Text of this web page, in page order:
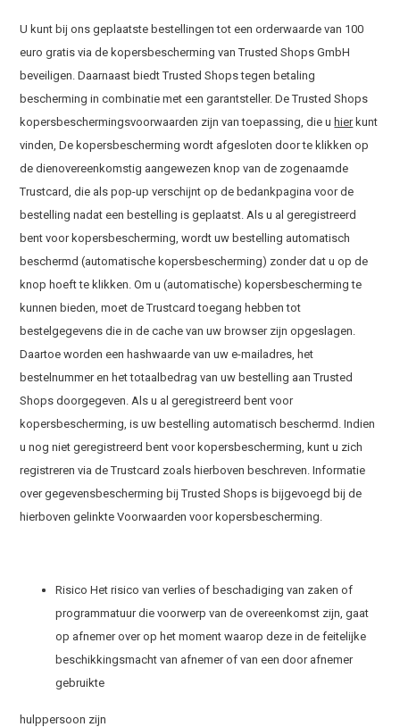
U kunt bij ons geplaatste bestellingen tot een orderwaarde van 100
euro gratis via de kopersbescherming van Trusted Shops GmbH
beveiligen. Daarnaast biedt Trusted Shops tegen betaling
bescherming in combinatie met een garantsteller. De Trusted Shops
kopersbeschermingsvoorwaarden zijn van toepassing, die uhierkunt
vinden, De kopersbescherming wordt afgesloten door te klikken op
de dienovereenkomstig aangewezen knop van de zogenaamde
Trustcard, die als pop-up verschijnt op de bedankpagina voor de
bestelling nadat een bestelling is geplaatst. Als u al geregistreerd
bent voor kopersbescherming, wordt uw bestelling automatisch
beschermd (automatische kopersbescherming) zonder dat u op de
knop hoeft te klikken. Om u (automatische) kopersbescherming te
kunnen bieden, moet de Trustcard toegang hebben tot
bestelgegevens die in de cache van uw browser zijn opgeslagen.
Daartoe worden een hashwaarde van uw e-mailadres, het
bestelnummer en het totaalbedrag van uw bestelling aan Trusted
Shops doorgegeven. Als u al geregistreerd bent voor
kopersbescherming, is uw bestelling automatisch beschermd. Indien
u nog niet geregistreerd bent voor kopersbescherming, kunt u zich
registreren via de Trustcard zoals hierboven beschreven. Informatie
over gegevensbescherming bij Trusted Shops is bijgevoegd bij de
hierboven gelinkte Voorwaarden voor kopersbescherming.
Risico Het risico van verlies of beschadiging van zaken of
programmatuur die voorwerp van de overeenkomst zijn, gaat
op afnemer over op het moment waarop deze in de feitelijke
beschikkingsmacht van afnemer of van een door afnemer
gebruikte
hulppersoon zijn